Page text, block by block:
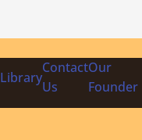
Library
Contact
Us
Our
Founder